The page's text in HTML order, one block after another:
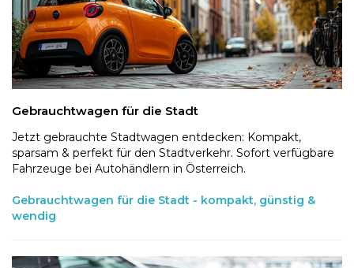
Gebrauchtwagen für die Stadt
Jetzt gebrauchte Stadtwagen entdecken: Kompakt,
sparsam & perfekt für den Stadtverkehr. Sofort verfügbare
Fahrzeuge bei Autohändlern in Österreich.
Gebrauchtwagen für die Stadt - kompakt, günstig &
wendig